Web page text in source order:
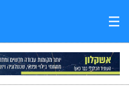
III